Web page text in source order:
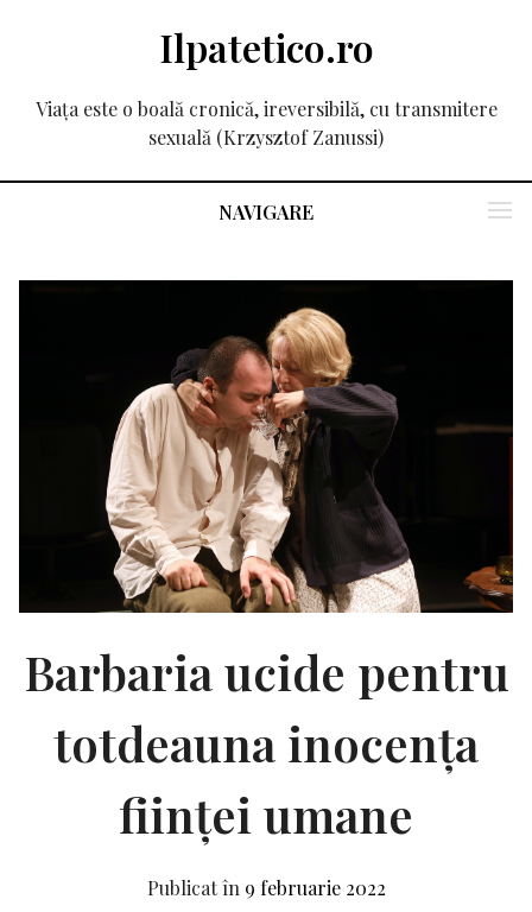
Ilpatetico.ro
Viața este o boală cronică, ireversibilă, cu transmitere
sexuală (Krzysztof Zanussi)
NAVIGARE
Barbaria ucide pentru
totdeauna inocența
ființei umane
Publicat în 9 februarie 2022